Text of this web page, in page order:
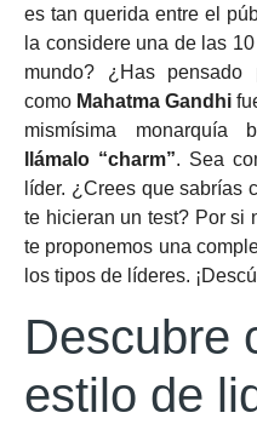
es tan querida entre el
la considere una de las
mundo? ¿Has pensado
como Mahatma Gandhi
mismísima monarquía
llámalo “charm”. Sea
líder. ¿Crees que sabrías
te hicieran un test? Por si
te proponemos una
los tipos de líderes.
Descubre
estilo de